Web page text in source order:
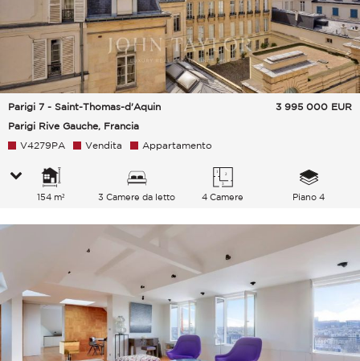
Parigi 7 - Saint-Thomas-d'Aquin
Parigi Rive Gauche, Francia
3 995 000 EUR
V4279PA Vendita Appartamento
154 m² 3 Camere da letto 4 Camere Piano 4